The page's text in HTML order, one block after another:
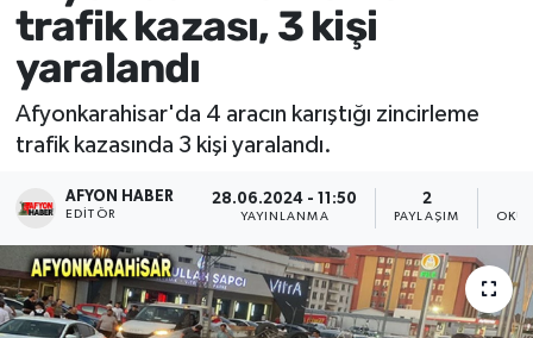
trafik kazası, 3 kişi
yaralandı
Afyonkarahisar'da 4 aracın karıştığı zincirleme
trafik kazasında 3 kişi yaralandı.
AFYON HABER
EDITÖR
28.06.2024 - 11:50
YAYINLANMA
2
PAYLAŞIM
Eğitim
Ekonomi
Magazin
Etkinlikler